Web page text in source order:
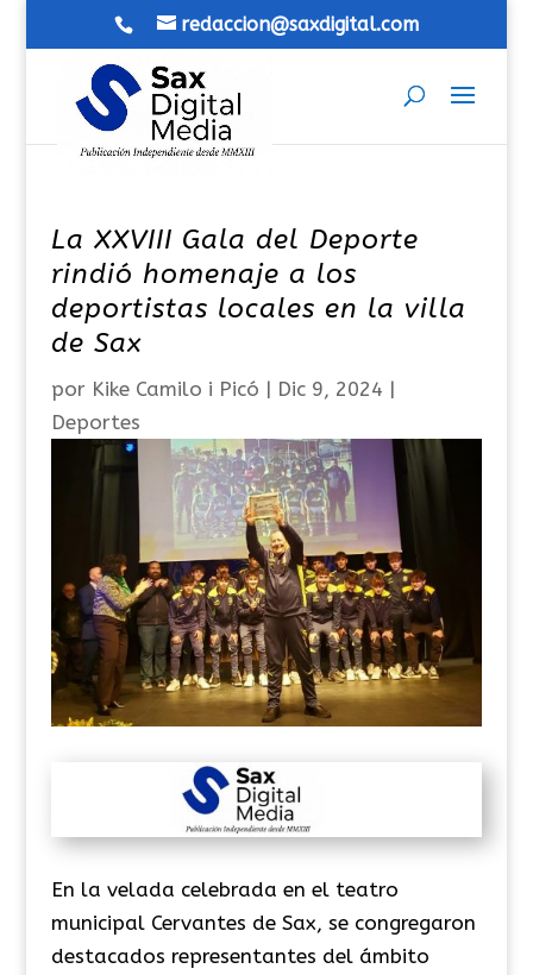
redaccion@saxdigital.com
La XXVIII Gala del Deporte
rindió homenaje a los
deportistas locales en la villa
de Sax
por Kike Camilo i Picó | Dic 9, 2024 |
Deportes
En la velada celebrada en el teatro
municipal Cervantes de Sax, se congregaron
destacados representantes del ámbito